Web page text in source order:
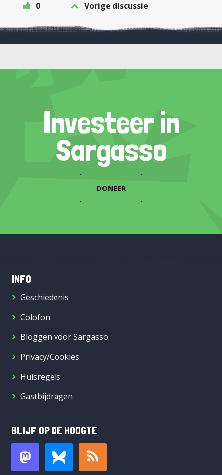
0 Vorige discussie
Investeer in
Sargasso
DONEER
INFO
Geschiedenis
Colofon
Bloggen voor Sargasso
Privacy/Cookies
Huisregels
Gastbijdragen
BLIJF OP DE HOOGTE